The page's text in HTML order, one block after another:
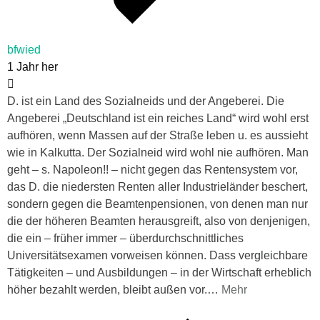
bfwied
1 Jahr her
D. ist ein Land des Sozialneids und der Angeberei. Die
Angeberei „Deutschland ist ein reiches Land“ wird wohl erst
aufhören, wenn Massen auf der Straße leben u. es aussieht
wie in Kalkutta. Der Sozialneid wird wohl nie aufhören. Man
geht – s. Napoleon!! – nicht gegen das Rentensystem vor,
das D. die niedersten Renten aller Industrieländer beschert,
sondern gegen die Beamtenpensionen, von denen man nur
die der höheren Beamten herausgreift, also von denjenigen,
die ein – früher immer – überdurchschnittliches
Universitätsexamen vorweisen können. Dass vergleichbare
Tätigkeiten – und Ausbildungen – in der Wirtschaft erheblich
höher bezahlt werden, bleibt außen vor.… Mehr